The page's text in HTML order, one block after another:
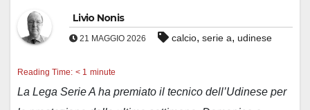
Livio Nonis
21 MAGGIO 2026 calcio, serie a, udinese
Reading Time: < 1 minute
La Lega Serie A ha premiato il tecnico dell’Udinese per